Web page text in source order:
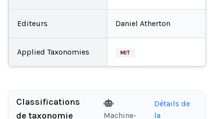
Editeurs Daniel Atherton
Applied Taxonomies MIT
Classifications
de taxonomie
Machine-
Détails de
la